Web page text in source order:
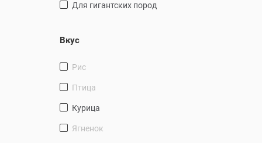
для гигантских пород
Вкус
рис
птица
курица
ягненок